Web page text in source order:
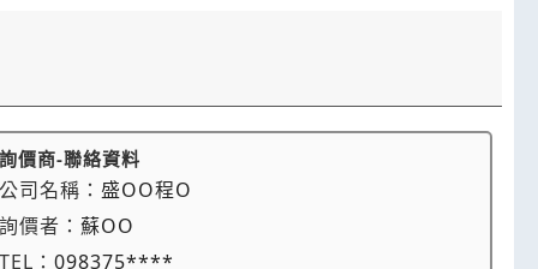
詢價商-聯絡資料
公司名稱：盛OO程O
詢價者：蘇OO
TEL：098375****